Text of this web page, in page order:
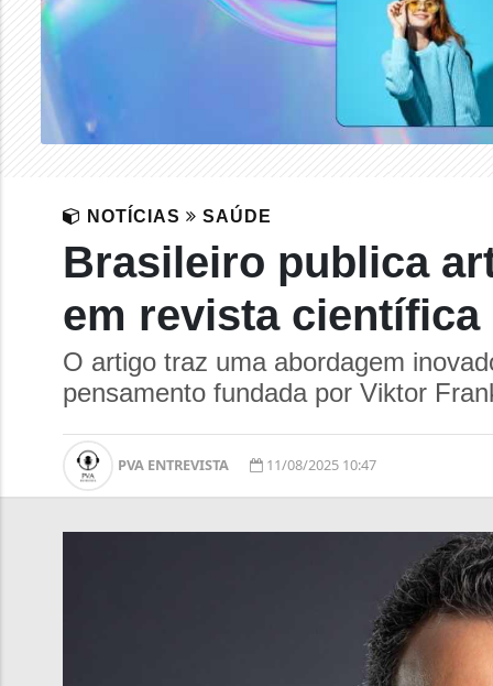
NOTÍCIAS SAÚDE
Brasileiro publica
em revista
O artigo traz uma abordagem
pensamento fundada por Viktor
PVA ENTREVISTA 11/08/2025 10:47